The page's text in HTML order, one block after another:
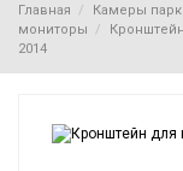
Главная Камеры
мониторы
2014